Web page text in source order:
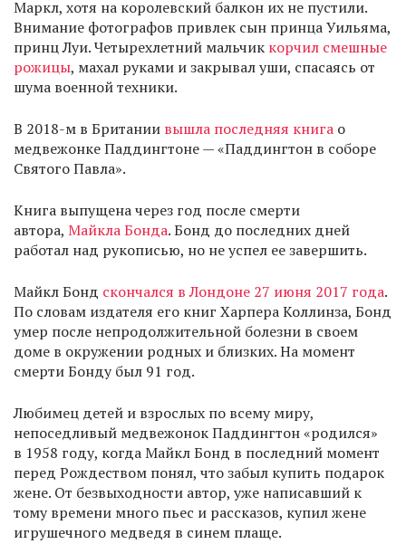
Маркл, хотя на королевский балкон их не пустили.
Внимание фотографов привлек сын принца Уильяма,
принц Луи. Четырехлетний мальчик корчил смешные
рожицы, махал руками и закрывал уши, спасаясь от
шума военной техники.
В 2018-м в Британии вышла последняя книга о
медвежонке Паддингтоне — «Паддингтон в соборе
Святого Павла».
Книга выпущена через год после смерти
автора, Майкла Бонда. Бонд до последних дней
работал над рукописью, но не успел ее завершить.
Майкл Бонд скончался в Лондоне 27 июня 2017 года.
По словам издателя его книг Харпера Коллинза, Бонд
умер после непродолжительной болезни в своем
доме в окружении родных и близких. На момент
смерти Бонду был 91 год.
Любимец детей и взрослых по всему миру,
непоседливый медвежонок Паддингтон «родился»
в 1958 году, когда Майкл Бонд в последний момент
перед Рождеством понял, что забыл купить подарок
жене. От безвыходности автор, уже написавший к
тому времени много пьес и рассказов, купил жене
игрушечного медведя в синем плаще.